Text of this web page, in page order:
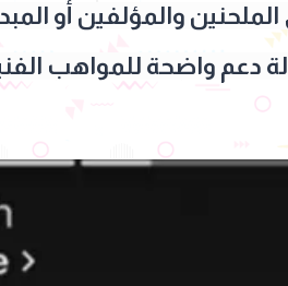
الملحنين والمؤلفين أو
دعم واضحة للمواهب